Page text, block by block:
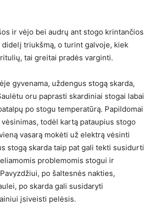
ir vėjo bei audrų ant stogo krintančios
didelį triukšmą, o turint galvoje, kiek
tai greitai pradės varginti.
gyvenama, uždengus stogą skarda,
oru paprasti skardiniai stogai labai
po stogu temperatūrą. Papildomai
todėl kartą pataupius stogo
vasarą mokėti už elektrą vėsinti
stogą skarda taip pat gali tekti susidurti
problemomis stogui ir
po šaltesnės nakties,
po skarda gali susidaryti
įsiveisti pelėsis.